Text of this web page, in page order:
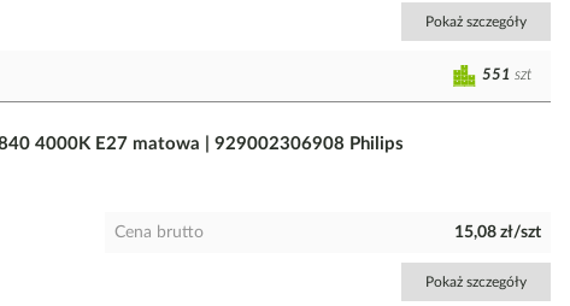
Pokaż szczegóły
551 szt
4000K E27 matowa | 929002306908 Philips
Cena brutto 15,08 zł/szt
Pokaż szczegóły